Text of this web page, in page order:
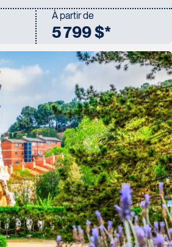
À partir de
5 799 $*